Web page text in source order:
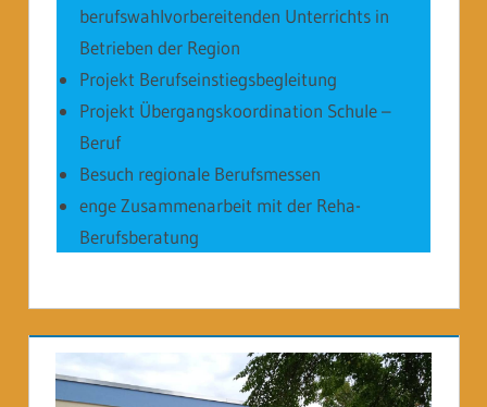
berufswahlvorbereitenden Unterrichts in
Betrieben der Region
Projekt Berufseinstiegsbegleitung
Projekt Übergangskoordination Schule –
Beruf
Besuch regionale Berufsmessen
enge Zusammenarbeit mit der Reha-
Berufsberatung